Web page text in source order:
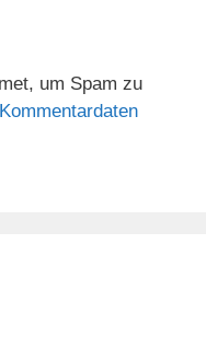
um Spam zu